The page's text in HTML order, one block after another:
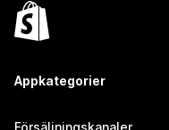
Appkategorier